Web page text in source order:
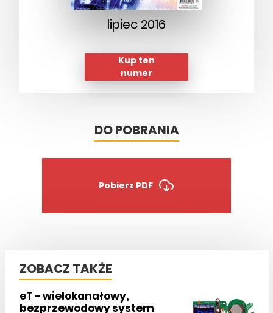
lipiec 2016
Kup ten
numer
DO POBRANIA
Pobierz PDF
ZOBACZ TAKŻE
eT - wielokanałowy,
bezprzewodowy system